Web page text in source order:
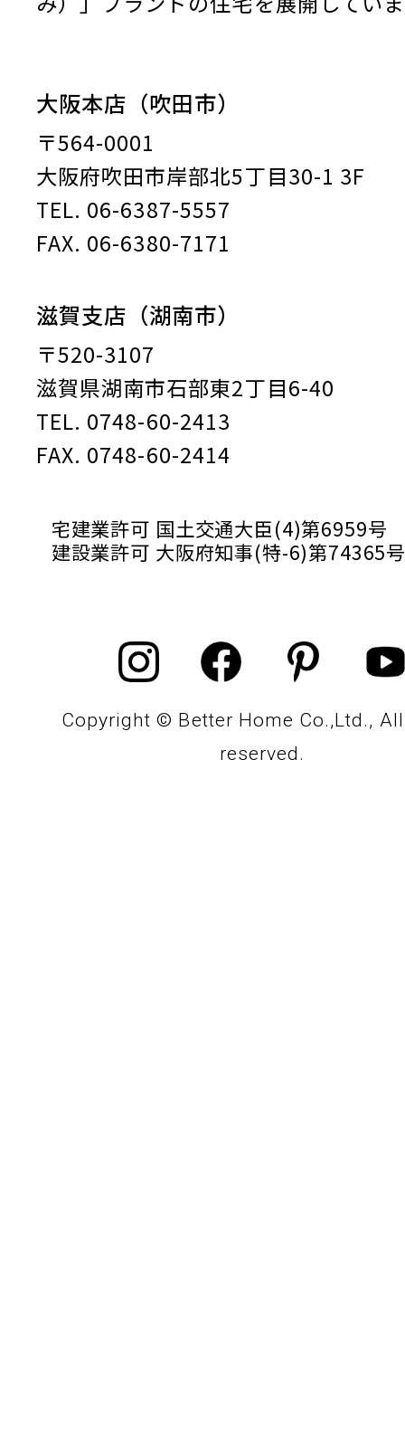
大阪本店（吹田市）
〒564-0001
大阪府吹田市岸部北5丁目30-1 3F
TEL. 06-6387-5557
FAX. 06-6380-7171
滋賀支店（湖南市）
〒520-3107
滋賀県湖南市石部東2丁目6-40
TEL. 0748-60-2413
FAX. 0748-60-2414
宅建業許可 国土交通大臣(4)第6959号
建設業許可 大阪府知事(特-6)第74365
Copyright © Better Home Co.,Ltd.,
reserved.